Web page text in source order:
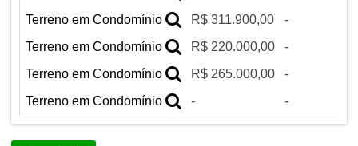
Terreno em Condomínio
R$ 311.900,00
-
Terreno em Condomínio
R$ 220.000,00
-
Terreno em Condomínio
R$ 265.000,00
-
Terreno em Condomínio
- -